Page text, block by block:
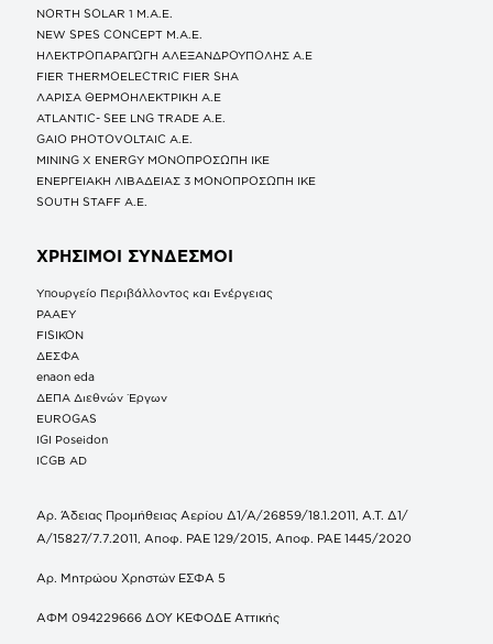
NORTH SOLAR 1 M.Α.Ε.
NEW SPES CONCEPT Μ.Α.Ε.
ΗΛΕΚΤΡΟΠΑΡΑΓΩΓΗ ΑΛΕΞΑΝΔΡΟΥΠΟΛΗΣ A.E
FIER THERMOELECTRIC FIER SHA
ΛΑΡΙΣΑ ΘΕΡΜΟΗΛΕΚΤΡΙΚΗ A.E
ATLANTIC- SEE LNG TRADE A.E.
GAIO PHOTOVOLTAIC Α.Ε.
MINING X ENERGY ΜΟΝΟΠΡΟΣΩΠΗ ΙΚΕ
ΕΝΕΡΓΕΙΑΚΗ ΛΙΒΑΔΕΙΑΣ 3 ΜΟΝΟΠΡΟΣΩΠΗ ΙΚΕ
SOUTH STAFF Α.Ε.
ΧΡΗΣΙΜΟΙ ΣΥΝΔΕΣΜΟΙ
Υπουργείο Περιβάλλοντος και Ενέργειας
ΡΑΑΕΥ
FISIKON
ΔΕΣΦΑ
enaon eda
ΔΕΠΑ Διεθνών Έργων
EUROGAS
IGI Poseidon
ICGB AD
Αρ. Άδειας Προμήθειας Αερίου Δ1/Α/26859/18.1.2011, Α.Τ. Δ1/
Α/15827/7.7.2011, Αποφ. ΡΑΕ 129/2015, Αποφ. ΡΑΕ 1445/2020
Αρ. Μητρώου Χρηστών ΕΣΦΑ 5
ΑΦΜ 094229666 ΔΟΥ ΚΕΦΟΔΕ Αττικής